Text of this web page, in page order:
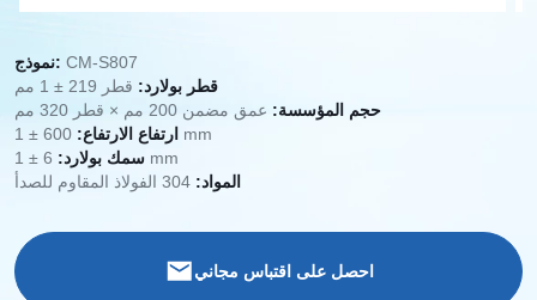
نموذج: CM-S807
قطر بولارد: قطر 219 ± 1 مم
حجم المؤسسة: عمق مضمن 200 مم × قطر 320 مم
ارتفاع الارتفاع: 600 ± 1 mm
سمك بولارد: 6 ± 1 mm
المواد:
احصل على اقتباس مجاني